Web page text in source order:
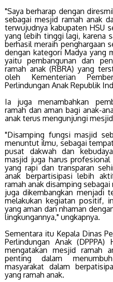
"Saya berharap dengan
sebagai mesjid ramah anak
terwujudnya kabupaten HSU
yang lebih tinggi lagi, karena
berhasil meraih penghargaan
dengan kategori Madya yang
yaitu pembangunan dan
ramah anak (RBRA) yang
oleh Kementerian
Perlindungan Anak Republik
Ia juga menambahkan
ramah dan aman bagi anak-
anak terus mengunjungi
"Disamping fungsi masjid
menuntut ilmu, sebagai
pusat dakwah dan
masjid juga harus
yang rapi dan transparan
anak berpartisipasi lebih
ramah anak disamping
juga dikembangkan menjadi
melakukan kegiatan positif,
yang aman dan nhaman
lingkungannya," ungkapnya.
Sementara itu Kepala Dinas
Perlindungan Anak
mengatakan mesjid ramah
penting dalam
masyarakat dalam
yang ramah anak.